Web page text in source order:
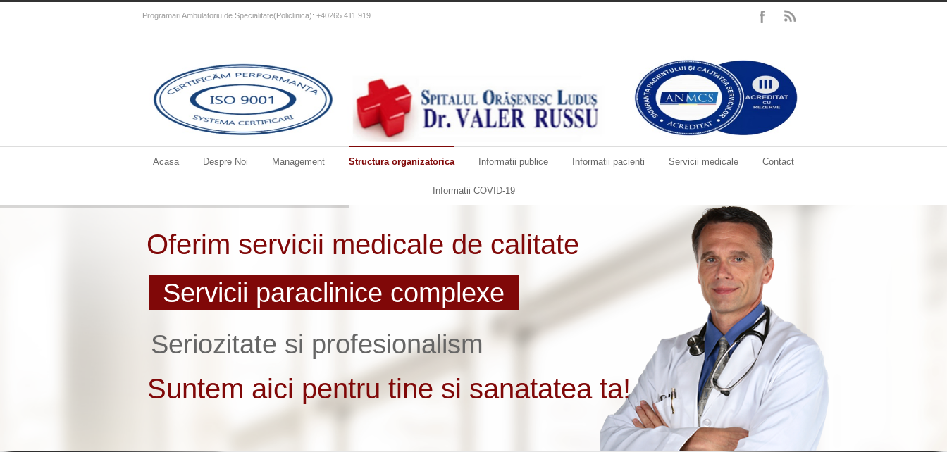
Programari Ambulatoriu de Specialitate(Policlinica): +40265.411.919
Acasa Despre Noi Management Structura organizatorica Informatii publice Informatii pacienti Servicii medicale Contact
Informatii COVID-19